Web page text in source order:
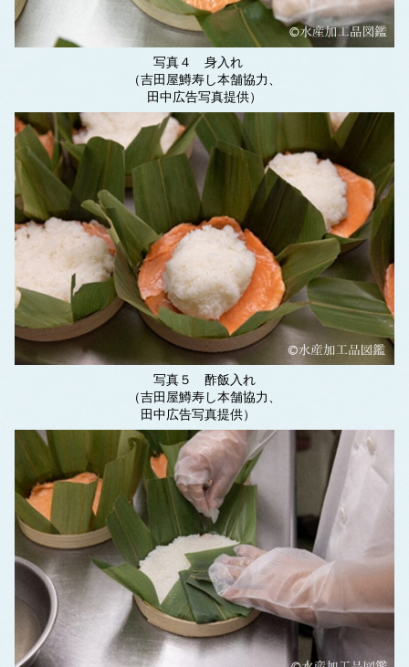
写真４ 身入れ
（吉田屋鱒寿し本舗協力、
田中広告写真提供）
写真５ 酢飯入れ
（吉田屋鱒寿し本舗協力、
田中広告写真提供）